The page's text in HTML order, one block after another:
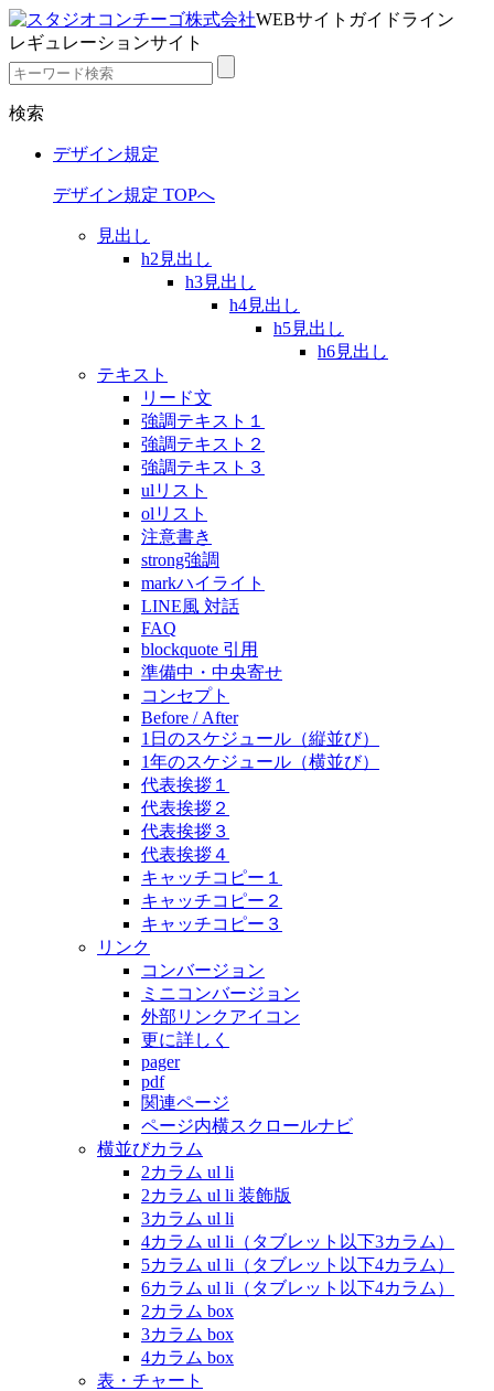
WEBサイトガイドライン
レギュレーションサイト
検索
デザイン規定
デザイン規定 TOPへ
見出し
h2見出し
h3見出し
h4見出し
h5見出し
h6見出し
テキスト
リード文
強調テキスト１
強調テキスト２
強調テキスト３
ulリスト
olリスト
注意書き
strong強調
markハイライト
LINE風 対話
FAQ
blockquote 引用
準備中・中央寄せ
コンセプト
Before / After
1日のスケジュール（縦並び）
1年のスケジュール（横並び）
代表挨拶１
代表挨拶２
代表挨拶３
代表挨拶４
キャッチコピー１
キャッチコピー２
キャッチコピー３
リンク
コンバージョン
ミニコンバージョン
外部リンクアイコン
更に詳しく
pager
pdf
関連ページ
ページ内横スクロールナビ
横並びカラム
2カラム ul li
2カラム ul li 装飾版
3カラム ul li
4カラム ul li（タブレット以下3カラム）
5カラム ul li（タブレット以下4カラム）
6カラム ul li（タブレット以下4カラム）
2カラム box
3カラム box
4カラム box
表・チャート